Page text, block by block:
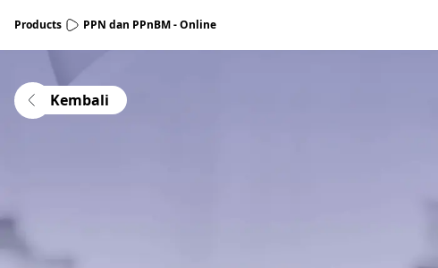
Kembali
Products PPN dan PPnBM - Online